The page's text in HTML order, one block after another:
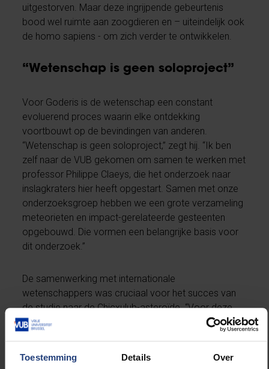
Toestemming Details Over
uitgestorven. Maar deze ingrijpende gebeurtenis
bood wel ruimte aan zoogdieren en – uiteindelijk ook
de homo sapiens - om zich verder te ontwikkelen.
“Wetenschap is geen soloproject”
Voor Goderis is de wetenschap een constant
evoluerend proces waarin elke ontdekking
voortbouwt op de bevindingen van anderen.
“Wetenschap is geen soloproject,” zegt hij. “Ik ben
zelf naar de VUB gekomen om samen te werken met
professor Philippe Claeys, die het onderzoek naar
inslagkraters hier heeft opgestart. Samen met onze
onderzoeksgroep hebben we een grote verzameling
meteorieten en impact-gerelateerde gesteenten
opgebouwd. Die vormen een belangrijke basis voor
dit onderzoek.”
De samenwerking met internationale
wetenschappers was cruciaal voor het succes van
de studie naar de Chicxulub-asteroïde. “Voor deze
specifieke studie hebben we samengewerkt met Dr.
die in staat is om isotopenverhoudingen van